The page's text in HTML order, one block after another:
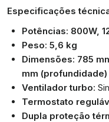
Especificações
Potências: 800W,
Peso: 5,6 kg
Dimensões: 785
mm (profundidade)
Ventilador turbo:
Termostato
Dupla proteção